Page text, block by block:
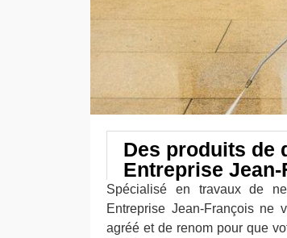
Des produits de
Entreprise
Spécialisé en travaux de
Entreprise Jean-François ne
agréé et de renom pour que